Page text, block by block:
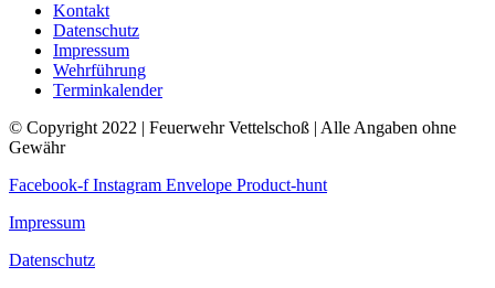
Kontakt
Datenschutz
Impressum
Wehrführung
Terminkalender
© Copyright 2022 | Feuerwehr Vettelschoß | Alle Angaben ohne
Gewähr
Facebook-f Instagram Envelope Product-hunt
Impressum
Datenschutz